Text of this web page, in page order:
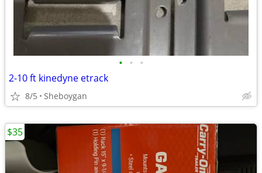
• • •
2-10 ft kinedyne etrack
8/5 Sheboygan
$35